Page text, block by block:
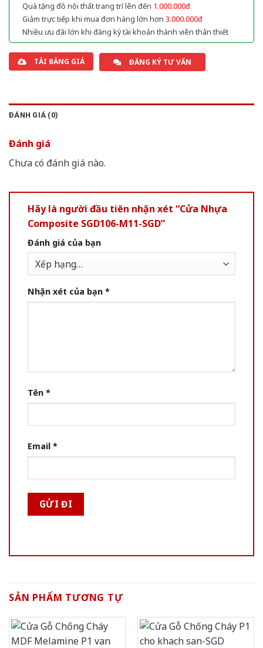
Quà tặng đồ nội thất trang trí lên đến 1.000.000đ
Giảm trực tiếp khi mua đơn hàng lớn hơn 3.000.000đ
Nhiều ưu đãi lớn khi đăng ký tài khoản thành viên thân thiết
TẢI BẢNG GIÁ ĐĂNG KÝ TƯ VẤN
ĐÁNH GIÁ (0)
Đánh giá
Chưa có đánh giá nào.
Hãy là người đầu tiên nhận xét “Cửa Nhựa
Composite SGD106-M11-SGD”
Đánh giá của bạn
Nhận xét của bạn *
Tên *
Email *
SẢN PHẨM TƯƠNG TỰ